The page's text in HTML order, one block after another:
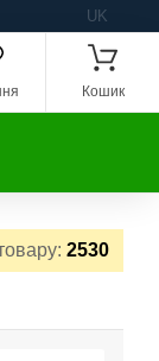
UK
Кошик
2530